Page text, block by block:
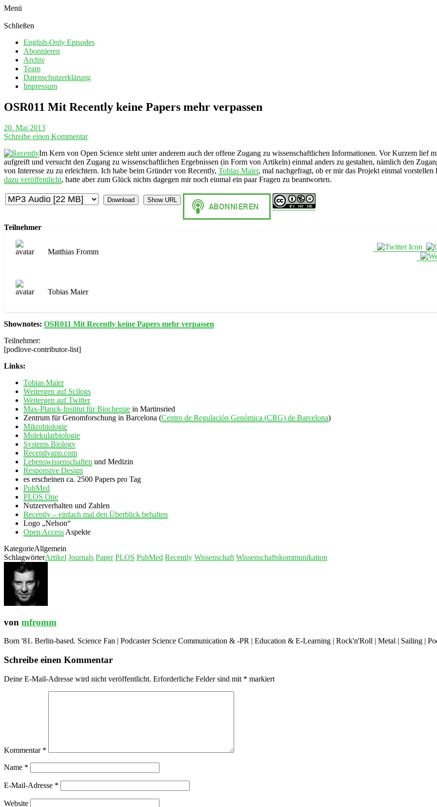
Menü
Schließen
English-Only Episodes
Abonnieren
Archiv
Team
Datenschutzerklärung
Impressum
OSR011 Mit Recently keine Papers mehr verpassen
20. Mai 2013
Schreibe einen Kommentar
Im Kern von Open Science steht unter anderem auch der offene Zugang zu wissenschaftlichen Informationen. Vor Kurzem lief
aufgreift und versucht den Zugang zu wissenschaftlichen Ergebnissen (in Form von Artikeln) einmal anders zu gestalten, nämlich den
von Interesse zu zu erleichtern. Ich habe beim Gründer von Recently, Tobias Maier, mal nachgefragt, ob er mir das Projekt einmal
dazu veröffentlicht, hatte aber zum Glück nichts dagegen mir noch einmal ein paar Fragen zu beantworten.
Download Show URL
Teilnehmer
Matthias Fromm
Tobias Maier
Shownotes: OSR011 Mit Recently keine Papers mehr verpassen
Teilnehmer:
[podlove-contributor-list]
Links:
Tobias Maier
Weitergen auf Scilogs
Weitergen auf Twitter
Max-Planck-Institut für Biochemie in Martinsried
Zentrum für Genomforschung in Barcelona (Centro de Regulación Genómica (CRG) de Barcelona)
Mikrobiologie
Molekularbiologie
Systems Biology
Recentlyapp.com
Lebenswissenschaften und Medizin
Responsive Design
es erscheinen ca. 2500 Papers pro Tag
PubMed
PLOS One
Nutzerverhalten und Zahlen
Recently – einfach mal den Überblick behalten
Logo „Nelson“
Open Access Aspekte
KategorieAllgemein
SchlagwörterArtikel Journals Paper PLOS PubMed Recently Wissenschaft Wissenschaftskommunikation
von mfromm
Born '81. Berlin-based. Science Fan | Podcaster Science Communication & -PR | Education & E-Learning | Rock'n'Roll | Metal | Sailing |
Schreibe einen Kommentar
Deine E-Mail-Adresse wird nicht veröffentlicht. Erforderliche Felder sind mit * markiert
Kommentar *
Name *
E-Mail-Adresse *
Website